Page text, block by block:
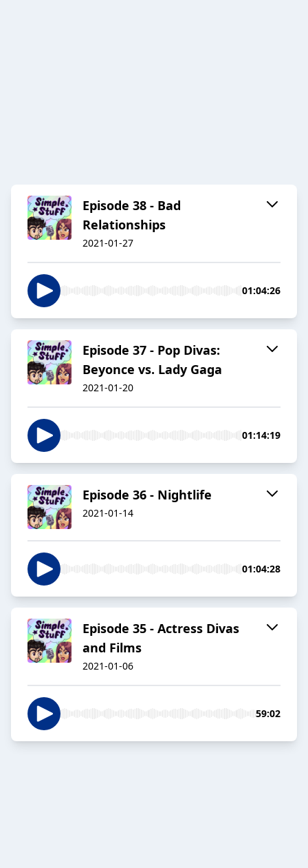
Episode 38 - Bad
Relationships
2021-01-27
01:04:26
Episode 37 - Pop Divas:
Beyonce vs. Lady Gaga
2021-01-20
01:14:19
Episode 36 - Nightlife
2021-01-14
01:04:28
Episode 35 - Actress Divas
and Films
2021-01-06
59:02